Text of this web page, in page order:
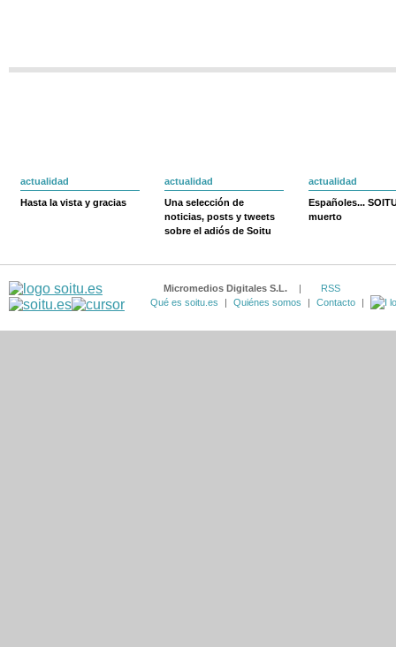
actualidad
Hasta la vista y gracias
actualidad
Una selección de
noticias, posts y tweets
sobre el adiós de Soitu
actualidad
Españoles...
muerto
Micromedios Digitales S.L. |
RSS
Qué es soitu.es
| Quiénes somos | Contacto |